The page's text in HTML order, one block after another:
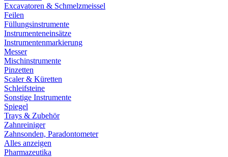
Excavatoren & Schmelzmeissel
Feilen
Füllungsinstrumente
Instrumenteneinsätze
Instrumentenmarkierung
Messer
Mischinstrumente
Pinzetten
Scaler & Küretten
Schleifsteine
Sonstige Instrumente
Spiegel
Trays & Zubehör
Zahnreiniger
Zahnsonden, Paradontometer
Alles anzeigen
Pharmazeutika